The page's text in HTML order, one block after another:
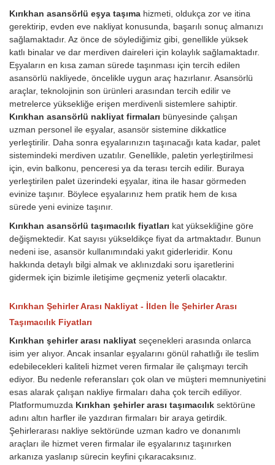
Kırıkhan asansörlü eşya taşıma hizmeti, oldukça zor ve itina
gerektirip, evden eve nakliyat konusunda, başarılı sonuç almanızı
sağlamaktadır. Az önce de söylediğimiz gibi, genellikle yüksek
katlı binalar ve dar merdiven daireleri için kolaylık sağlamaktadır.
Eşyaların en kısa zaman sürede taşınması için tercih edilen
asansörlü nakliyede, öncelikle uygun araç hazırlanır. Asansörlü
araçlar, teknolojinin son ürünleri arasından tercih edilir ve
metrelerce yüksekliğe erişen merdivenli sistemlere sahiptir.
Kırıkhan asansörlü nakliyat firmaları bünyesinde çalışan
uzman personel ile eşyalar, asansör sistemine dikkatlice
yerleştirilir. Daha sonra eşyalarınızın taşınacağı kata kadar, palet
sistemindeki merdiven uzatılır. Genellikle, paletin yerleştirilmesi
için, evin balkonu, penceresi ya da terası tercih edilir. Buraya
yerleştirilen palet üzerindeki eşyalar, itina ile hasar görmeden
evinize taşınır. Böylece eşyalarınız hem pratik hem de kısa
sürede yeni evinize taşınır.
Kırıkhan asansörlü taşımacılık fiyatları kat yüksekliğine göre
değişmektedir. Kat sayısı yükseldikçe fiyat da artmaktadır. Bunun
nedeni ise, asansör kullanımındaki yakıt giderleridir. Konu
hakkında detaylı bilgi almak ve aklınızdaki soru işaretlerini
gidermek için bizimle iletişime geçmeniz yeterli olacaktır.
Kırıkhan Şehirler Arası Nakliyat - İlden İle Şehirler Arası
Taşımacılık Fiyatları
Kırıkhan şehirler arası nakliyat seçenekleri arasında onlarca
isim yer alıyor. Ancak insanlar eşyalarını gönül rahatlığı ile teslim
edebilecekleri kaliteli hizmet veren firmalar ile çalışmayı tercih
ediyor. Bu nedenle referansları çok olan ve müşteri memnuniyetini
esas alarak çalışan nakliye firmaları daha çok tercih ediliyor.
Platformumuzda Kırıkhan şehirler arası taşımacılık sektörüne
adını altın harfler ile yazdıran firmaları bir araya getirdik.
Şehirlerarası nakliye sektöründe uzman kadro ve donanımlı
araçları ile hizmet veren firmalar ile eşyalarınız taşınırken
arkanıza yaslanıp sürecin keyfini çıkaracaksınız.